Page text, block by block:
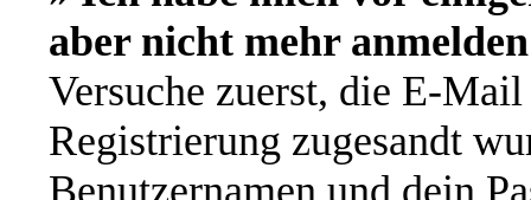
aber nicht mehr
Versuche zuerst, die E-
Registrierung zugesandt
Benutzernamen und dein